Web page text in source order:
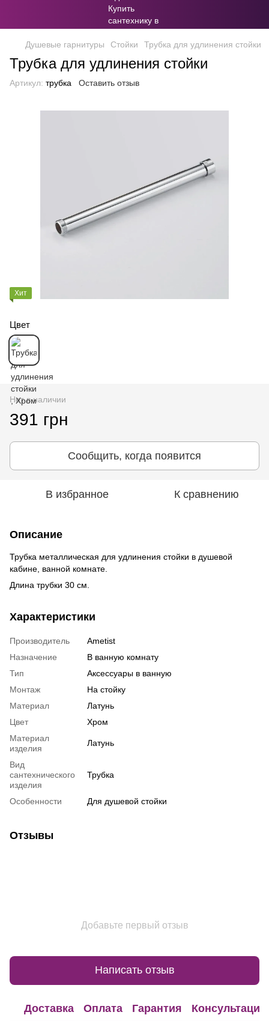
Душевые гарнитуры Стойки Трубка для удлинения стойки
Трубка для удлинения стойки
Артикул: трубка Оставить отзыв
Хит
Цвет
Нет в наличии
391 грн
Сообщить, когда появится
В избранное К сравнению
Описание
Трубка металлическая для удлинения стойки в душевой
кабине, ванной комнате.
Длина трубки 30 см.
Характеристики
Производитель
Ametist
Назначение
В ванную комнату
Тип
Аксессуары в ванную
Монтаж
На стойку
Материал
Латунь
Цвет
Хром
Материал
изделия
Латунь
Вид
сантехнического
изделия
Трубка
Особенности Для душевой стойки
Отзывы
Добавьте первый отзыв
Написать отзыв
Доставка Оплата Гарантия Консультация